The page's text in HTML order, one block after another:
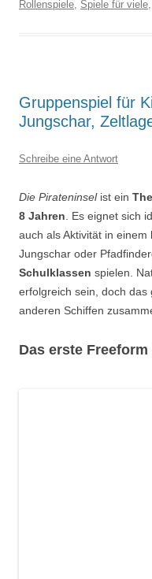
Rollenspiele, Spiele für viele,
Gruppenspiel für
Jungschar,
Schreibe eine Antwort
Die Pirateninselist ein
8 Jahren. Es eignet sich
auch als Aktivität in einem
Jungschar oder
Schulklassen spielen.
erfolgreich sein, doch das
anderen Schiffen
Das erste